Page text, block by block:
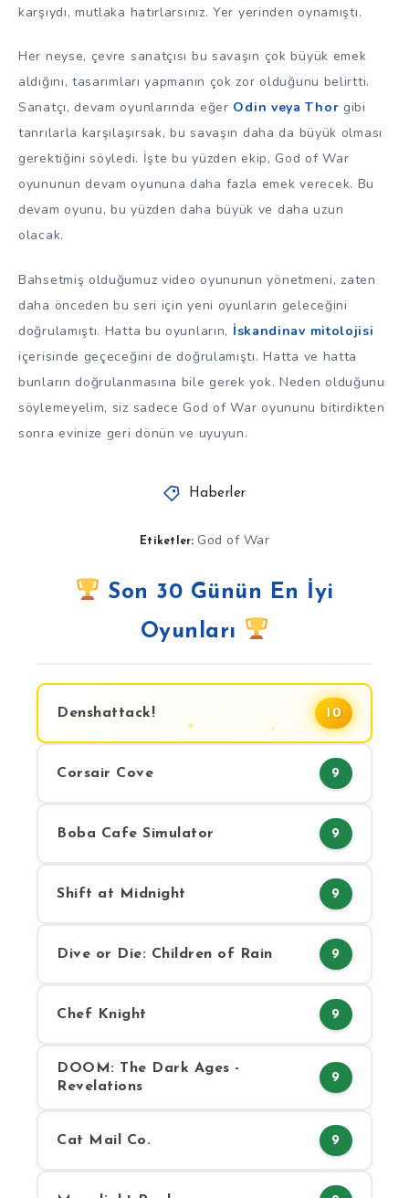
karşıydı, mutlaka hatırlarsınız. Yer yerinden oynamıştı.
Her neyse, çevre sanatçısı bu savaşın çok büyük emek
aldığını, tasarımları yapmanın çok zor olduğunu belirtti.
Sanatçı, devam oyunlarında eğer Odin veya Thor gibi
tanrılarla karşılaşırsak, bu savaşın daha da büyük olması
gerektiğini söyledi. İşte bu yüzden ekip, God of War
oyununun devam oyununa daha fazla emek verecek. Bu
devam oyunu, bu yüzden daha büyük ve daha uzun
olacak.
Bahsetmiş olduğumuz video oyununun yönetmeni, zaten
daha önceden bu seri için yeni oyunların geleceğini
doğrulamıştı. Hatta bu oyunların, İskandinav mitolojisi
içerisinde geçeceğini de doğrulamıştı. Hatta ve hatta
bunların doğrulanmasına bile gerek yok. Neden olduğunu
söylemeyelim, siz sadece God of War oyununu bitirdikten
sonra evinize geri dönün ve uyuyun.
Haberler
Etiketler: God of War
Son 30 Günün En İyi
Oyunları
Denshattack! 10
Corsair Cove 9
Boba Cafe Simulator 9
Shift at Midnight 9
Dive or Die: Children of Rain 9
Chef Knight 9
DOOM: The Dark Ages -
Revelations
9
Cat Mail Co. 9